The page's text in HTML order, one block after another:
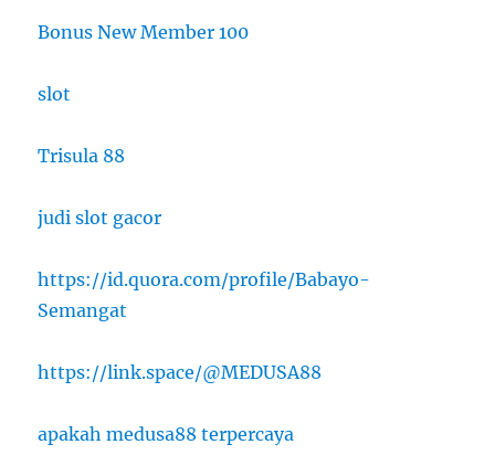
Bonus New Member 100
slot
Trisula 88
judi slot gacor
https://id.quora.com/profile/Babayo-
Semangat
https://link.space/@MEDUSA88
apakah medusa88 terpercaya